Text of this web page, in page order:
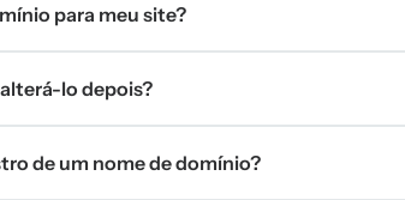
para meu site?
lo depois?
de um nome de domínio?